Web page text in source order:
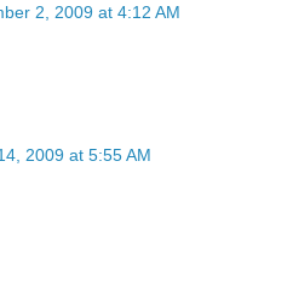
2, 2009 at 4:12 AM
2009 at 5:55 AM